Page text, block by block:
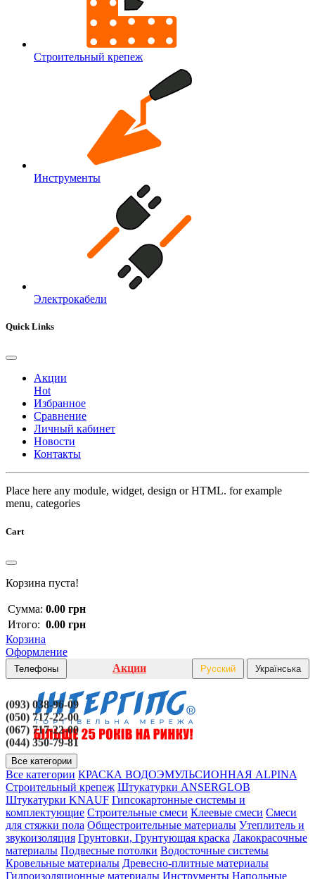
Строительный крепеж
Инструменты
Электрокабели
Quick Links
Акции
Hot
Избранное
Сравнение
Личный кабинет
Новости
Контакты
Place here any module, widget, design or HTML. for example
menu, categories
Cart
Корзина пуста!
Сумма: 0.00 грн
Итого: 0.00 грн
Корзина
Оформление
Телефоны
(093) 038-96-09
(050) 717-22-00
(067) 717-22-00
(044) 350-79-81
Акции Русский Українська
Все категории
Все категории КРАСКА ВОДОЭМУЛЬСИОННАЯ ALPINA
Строительный крепеж Штукатурки ANSERGLOB
Штукатурки KNAUF Гипсокартонные системы и
комплектующие Строительные смеси Клеевые смеси Смеси
для стяжки пола Общестроительные материалы Утеплитель и
звукоизоляция Грунтовки, Грунтующая краска Лакокрасочные
материалы Подвесные потолки Водосточные системы
Кровельные материалы Древесно-плитные материалы
Гидроизоляционные материалы Инструменты Напольные